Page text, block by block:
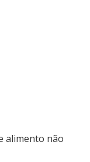
alimento não